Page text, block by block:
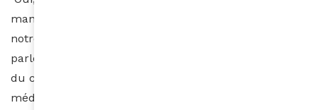
manque cruel de représentations et réussites dans
notre communauté. Les médias mainstream ne
parlent jamais des réussites issues des banlieues ou
du continent africain. La naissance de tous ces
médias qui mettent en avant la richesse du continent